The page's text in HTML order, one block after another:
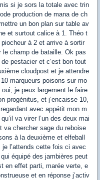
si je sors la totale avec trin
production de mana de ch
un bon plan sur table av
et surtout calice à 1. Théo t
à 2 et arrive à sortir
le champ de bataille. Ok pas
pestacier et c’est bon tout
cloudpost et je attendre
marqueurs poisons sur mo
je peux largement le faire
progénitus, et j’encaisse 10,
avec appétit mon m
va virer l’un des deux mai
va chercher sage du reboise
à la deuxième et elfeball
l’attends cette fois ci avec
équipé des jambières peut
en effet parti, marée verte, e
et en réponse j’activ